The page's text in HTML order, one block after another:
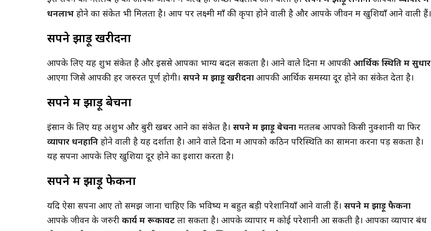
धनलाभ होने का संकेत भी मिलता है। आप पर लक्ष्मी माँ की कृपा होने वाली है और आपके जीवन में खुशियाँ आने वाली हैं।
सपने झाड़ू खरीदना
आपके लिए यह शुभ संकेत है और इससे आपका भाग्य बदल सकता है। आने वाले दिनों में आपकी आर्थिक स्थिति में सुधार
आएगा जिसे आपकी हर जरुरत पूर्ण होगी। सपने में झाड़ू खरीदना आपकी आर्थिक समस्या दूर होने का संकेत देता है।
सपने में झाड़ू बेचना
इंसान के लिए यह अशुभ और बुरी खबर आने का संकेत है। सपने में झाड़ू बेचना मतलब आपको किसी नुक्शानी या फिर
व्यापार धनहानि होने वाली है यह दर्शाता है। आने वाले दिनों में आपको कठिन परिस्थिति का सामना करना पड़ सकता है।
यह सपना आपके लिए खुशिया दूर होने का इशारा करता है।
सपने में झाड़ू फेकना
यदि ऐसा सपना आए तो समझ जाना चाहिए कि भविष्य में बहुत बड़ी परेशानियाँ आने वाली हैं। सपने में झाड़ू फैकना
आपके जीवन के जरुरी कार्य में रूकावट ला सकता है। आपके व्यापार में कोई परेशानी आ सकती है। आपका व्यापार बंध
पीछे छुपे संकेत और चौंकाने वाले अर्थ!